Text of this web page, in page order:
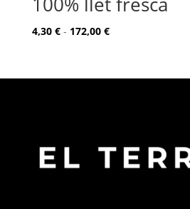
4,30 € - 172,00 €Rango
desde